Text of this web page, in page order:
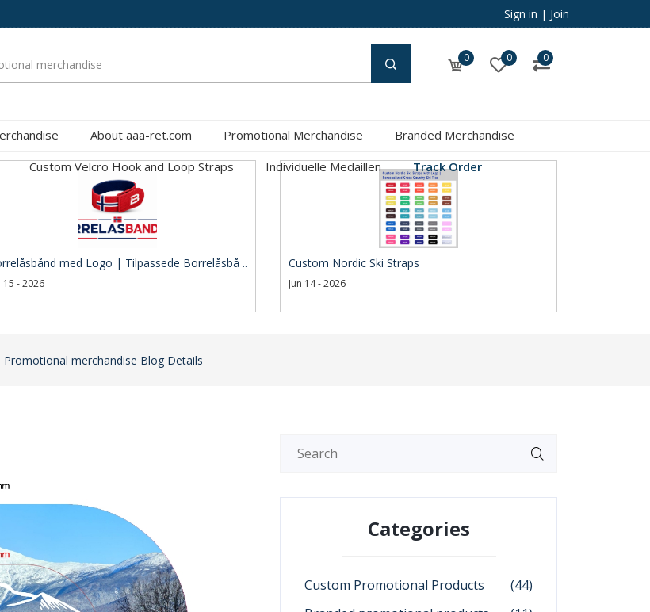
Sign in | Join
0 0 0
About aaa-ret.com Promotional Merchandise
Branded Merchandise
Custom Velcro Hook and Loop Straps Individuelle Medaillen Track Order
med Logo | Tilpassede Borrelåsbå ..
15 - 2026
Custom Nordic Ski Straps
Jun 14 - 2026
Promotional merchandise Blog Details
Categories
Custom Promotional Products
(44)